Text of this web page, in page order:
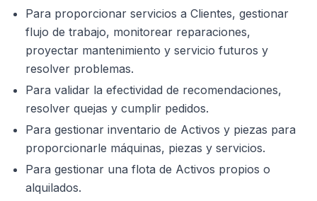
Para proporcionar servicios a Clientes, gestionar
flujo de trabajo, monitorear reparaciones,
proyectar mantenimiento y servicio futuros y
resolver problemas.
Para validar la efectividad de recomendaciones,
resolver quejas y cumplir pedidos.
Para gestionar inventario de Activos y piezas para
proporcionarle máquinas, piezas y servicios.
Para gestionar una flota de Activos propios o
alquilados.